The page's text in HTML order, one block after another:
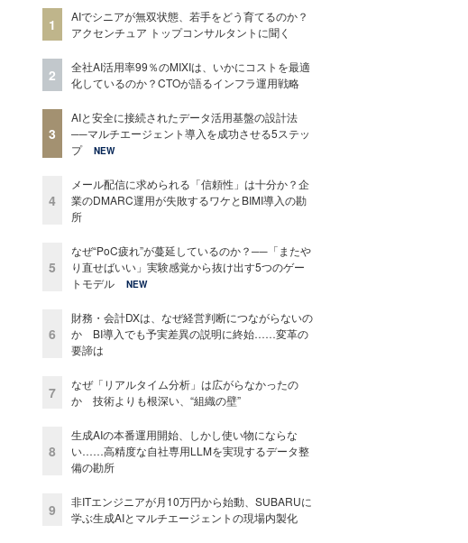
1
AIでシニアが無双状態、若手をどう育てるのか？
アクセンチュア トップコンサルタントに聞く
2
全社AI活用率99％のMIXIは、いかにコストを最適
化しているのか？CTOが語るインフラ運用戦略
3
AIと安全に接続されたデータ活用基盤の設計法
──マルチエージェント導入を成功させる5ステッ
プ
NEW
4
メール配信に求められる「信頼性」は十分か？企
業のDMARC運用が失敗するワケとBIMI導入の勘
所
5
なぜ“PoC疲れ”が蔓延しているのか？──「またや
り直せばいい」実験感覚から抜け出す5つのゲー
トモデル
NEW
6
財務・会計DXは、なぜ経営判断につながらないの
か BI導入でも予実差異の説明に終始……変革の
要諦は
7
なぜ「リアルタイム分析」は広がらなかったの
か 技術よりも根深い、“組織の壁”
8
生成AIの本番運用開始、しかし使い物にならな
い……高精度な自社専用LLMを実現するデータ整
備の勘所
9
非ITエンジニアが月10万円から始動、SUBARUに
学ぶ生成AIとマルチエージェントの現場内製化